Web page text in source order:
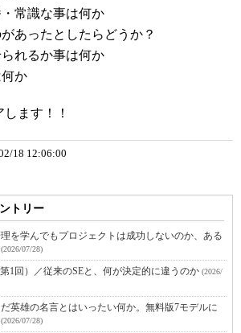
常識な事は何か
あったとしたらどうか？
れるか事は何か
か
ます！！
18 12:06:00
トリー
を学んでもプロジェクトは成功しないのか、ある
(2026/07/28)
1回）／従来のSEと、何が決定的に違うのか (2026/
英雄の名言とはいったい何か。無料版7モデルに
(2026/07/28)